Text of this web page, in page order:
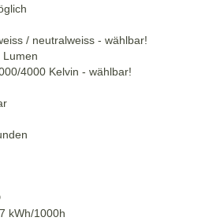
/ neutralweiss - wählbar!
Lumen
4000 Kelvin - wählbar!
kWh/1000h